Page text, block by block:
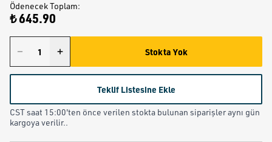
Ödenecek Toplam:
₺ 645.90
Stokta Yok
Teklif Listesine Ekle
CST saat 15:00'ten önce verilen stokta bulunan siparişler aynı gün
kargoya verilir..